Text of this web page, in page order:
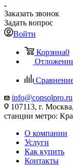
Заказать звонок
Задать вопрос
Войти
Корзина0
info@consolpro.ru
107113, г.
станции метро:
О компании
Услуги
Как купить
Контакты